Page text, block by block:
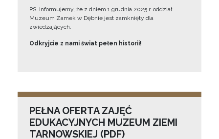
PS. Informujemy, że z dniem 1 grudnia 2025 r. oddział
Muzeum Zamek w Dębnie jest zamknięty dla
zwiedzających.
Odkryjcie z nami świat pełen historii!
PEŁNA OFERTA ZAJĘĆ
EDUKACYJNYCH MUZEUM ZIEMI
TARNOWSKIEJ (PDF)